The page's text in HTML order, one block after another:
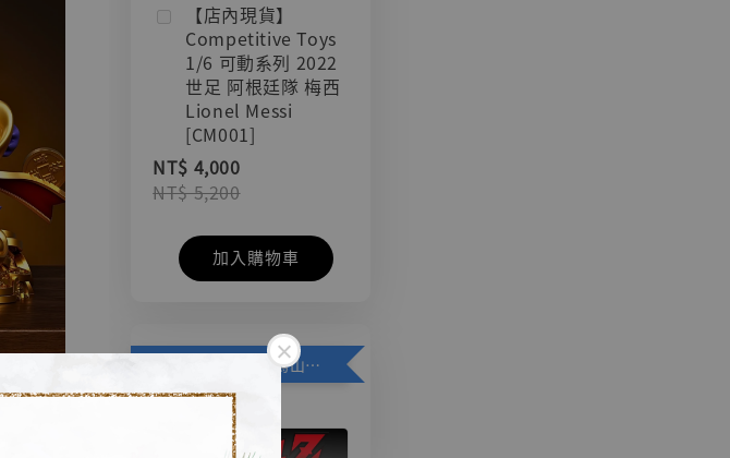
【店內現貨】
Competitive Toys
1/6 可動系列 2022
世足 阿根廷隊 梅西
Lionel Messi
[CM001]
NT$ 4,000
NT$ 5,200
加入購物車
加購優惠【悟空 鳥山明紀念款 [奇蹟工作室]】